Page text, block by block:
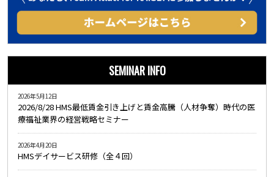
SEMINAR INFO
2026/8/28 HMS最低賃金引き上げと賃金高騰（人材争奪）時代の医
療福祉業界の経営戦略セミナー
2026年5月12日
HMSデイサービス研修（全４回）
2026年4月20日